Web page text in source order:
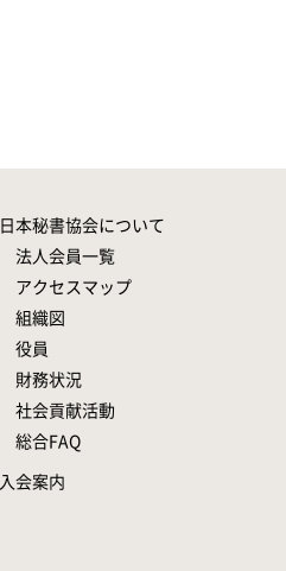
日本秘書協会について
法人会員一覧
アクセスマップ
組織図
役員
財務状況
社会貢献活動
総合FAQ
入会案内